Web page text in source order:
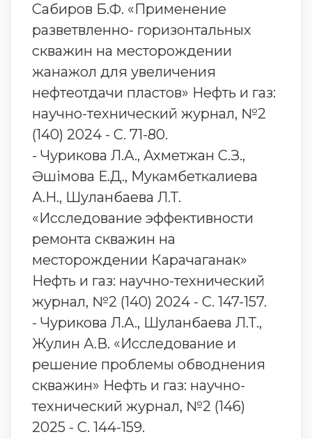
Сабиров Б.Ф. «Применение
разветвленно- горизонтальных
скважин на месторождении
жанажол для увеличения
нефтеотдачи пластов» Нефть и газ:
научно-технический журнал, №2
(140) 2024 - С. 71-80.
- Чурикова Л.А., Ахметжан С.З.,
Әшімова Е.Д., Мукамбеткалиева
А.Н., Шуланбаева Л.Т.
«Исследование эффективности
ремонта скважин на
месторождении Карачаганак»
Нефть и газ: научно-технический
журнал, №2 (140) 2024 - С. 147-157.
- Чурикова Л.А., Шуланбаева Л.Т.,
Жулин А.В. «Исследование и
решение проблемы обводнения
скважин» Нефть и газ: научно-
технический журнал, №2 (146)
2025 - С. 144-159.